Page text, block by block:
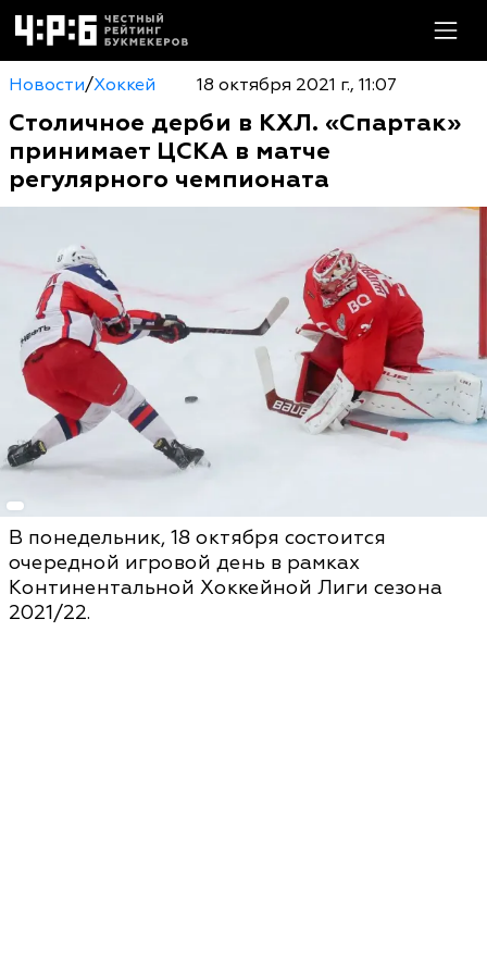
Новости/Хоккей 18 октября 2021 г., 11:07
Столичное дерби в КХЛ. «Спартак»
принимает ЦСКА в матче
регулярного чемпионата
В понедельник, 18 октября состоится
очередной игровой день в рамках
Континентальной Хоккейной Лиги сезона
2021/22.